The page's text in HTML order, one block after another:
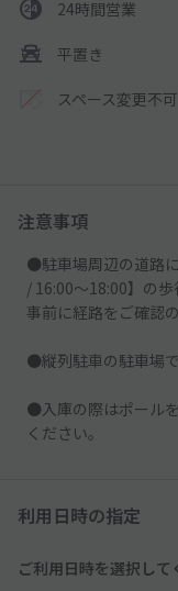
24時間営業
平置き
スペース変更不可
注意事項
●駐車場周辺の道路
/ 16:00～18:00】の歩
事前に経路をご確認
●縦列駐車の駐車場で
●入庫の際はポール
ください。
利用日時の指定
ご利用日時を選択して